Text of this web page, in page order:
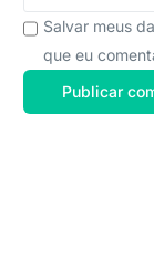
Salvar meus
que eu